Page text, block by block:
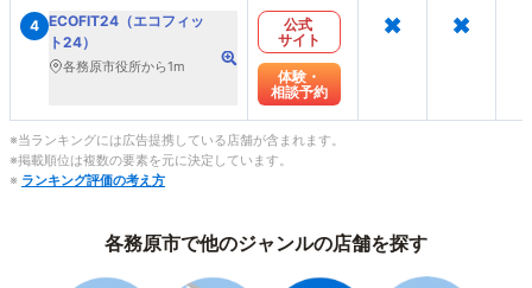
4 ECOFIT24（エコフィッ
ト24）
各務原市役所から1m
公式
サイト
体験・
相談予約
× ×
※当ランキングには広告提携している店舗が含まれます。
※掲載順位は複数の要素を元に決定しています。
※ ランキング評価の考え方
各務原市で他のジャンルの店舗を探す